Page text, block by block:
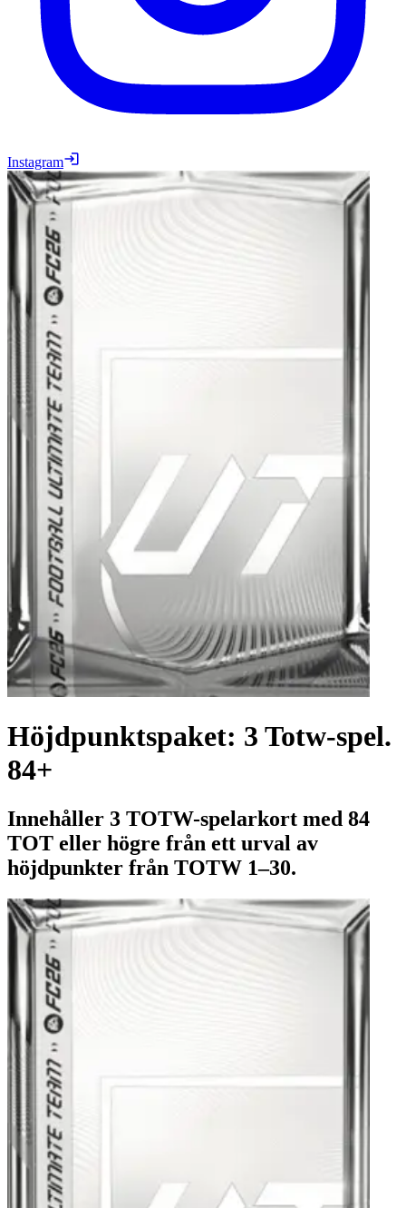
Instagram
Höjdpunktspaket: 3 Totw-spel.
84+
Innehåller 3 TOTW-spelarkort med 84
TOT eller högre från ett urval av
höjdpunkter från TOTW 1–30.